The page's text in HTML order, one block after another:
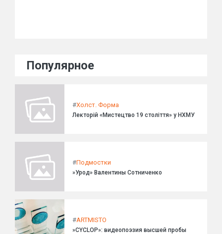
Популярное
#Холст. Форма
Лекторій «Мистецтво 19 століття» у НХМУ
#Подмостки
»Урод» Валентины Сотниченко
#ARTMISTO
»CYCLOP»: видеопоэзия высшей пробы